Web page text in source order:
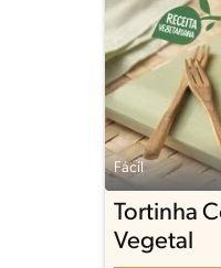
Fácil
Tortinha
Vegetal